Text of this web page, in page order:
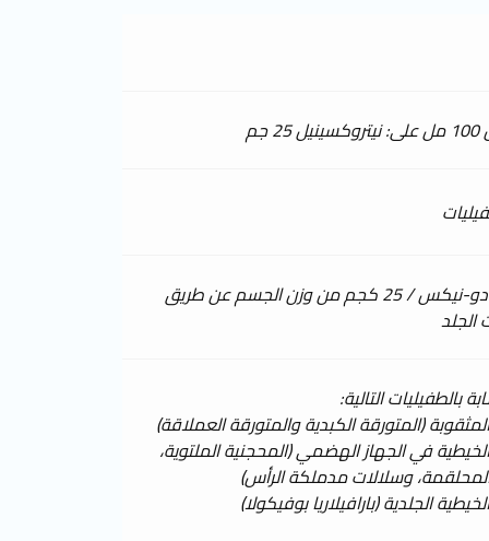
جم
1 مل من دو-نيكس / 25 كجم من وزن الجسم عن طريق
الجلد
بالطفيليات التالية:
(المتورقة الكبدية والمتورقة العملاقة)
في الجهاز الهضمي (المحجنية الملتوية،
وسلالات مدملكة الرأس)
الجلدية (بارافيلاريا بوفيكولا)